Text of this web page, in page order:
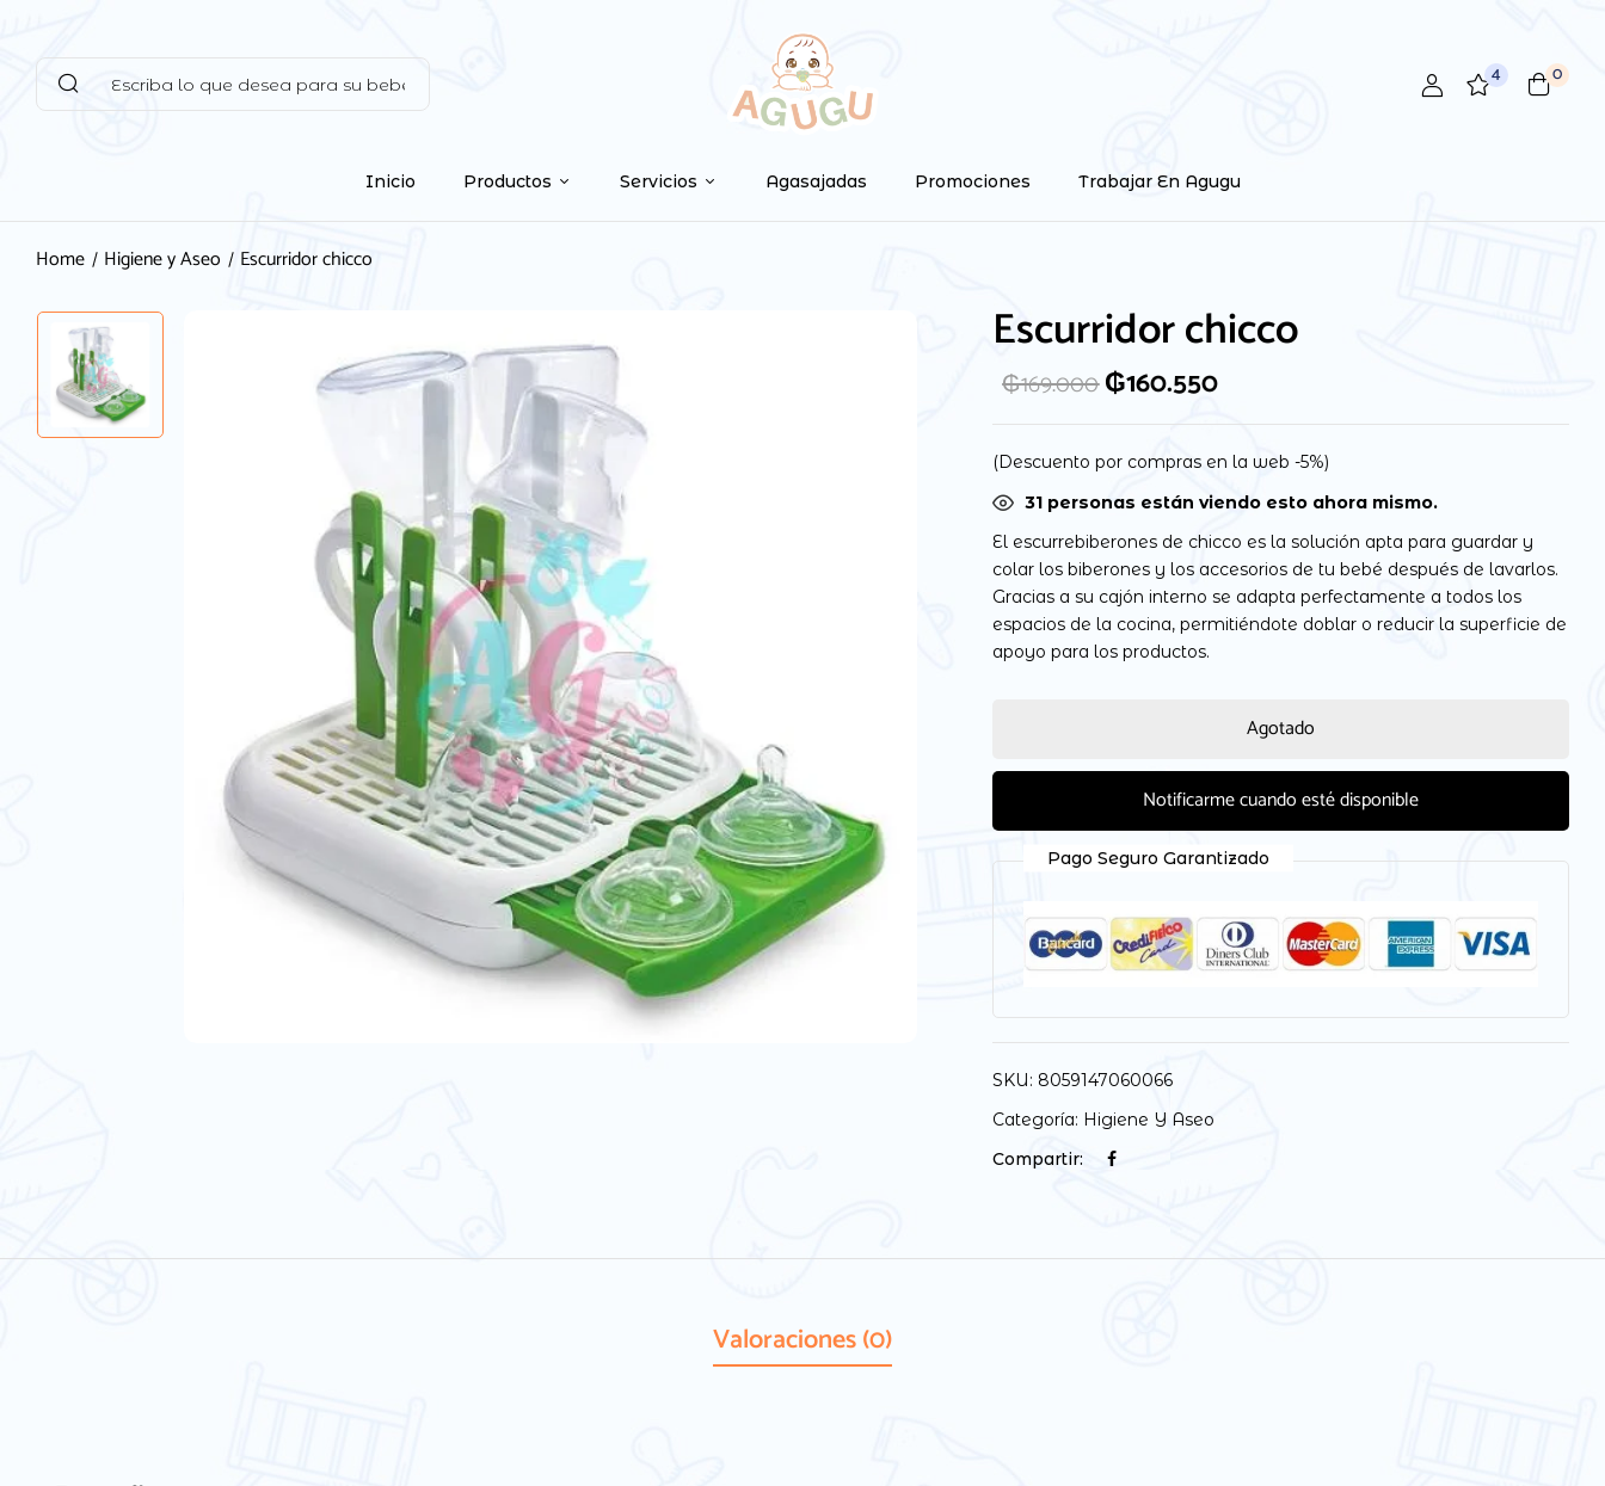
4 0
Inicio Productos Servicios Agasajadas Promociones Trabajar En Agugu
Home Higiene y Aseo Escurridor chicco
Escurridor chicco
₲169.000₲160.550
(Descuento por compras en la web -5%)
31 personas están viendo esto ahora mismo.
El escurrebiberones de chicco es la solución apta para guardar y
colar los biberones y los accesorios de tu bebé después de lavarlos.
Gracias a su cajón interno se adapta perfectamente a todos los
espacios de la cocina, permitiéndote doblar o reducir la superficie de
apoyo para los productos.
Agotado
Notificarme cuando esté disponible
Pago Seguro Garantizado
SKU: 8059147060066
Categoría: Higiene Y Aseo
Compartir:
Valoraciones (0)
Tu dirección de correo electrónico no será publicada.
marcados con*